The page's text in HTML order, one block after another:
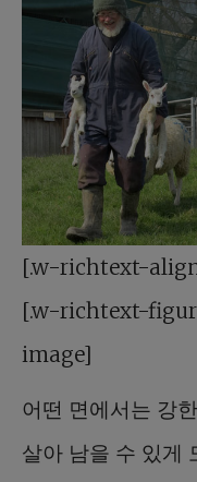
[.w-richtext-
[.w-richtext-
image]
어떤 면에서는 강
살아 남을 수 있게